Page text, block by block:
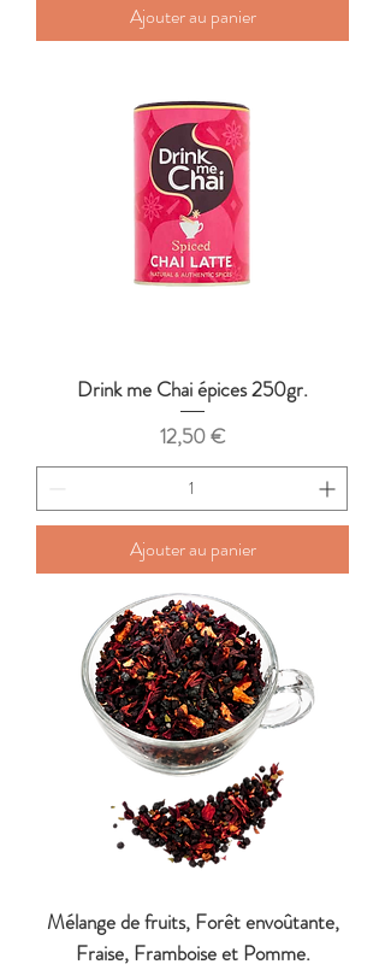
Ajouter au panier
Drink me Chai épices 250gr.
Prix
12,50 €
Ajouter au panier
Mélange de fruits, Forêt envoûtante,
Fraise, Framboise et Pomme.